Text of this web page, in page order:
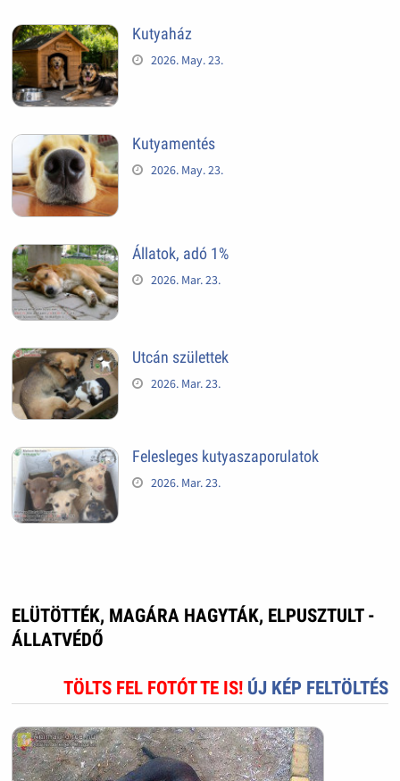
Kutyaház
2026. May. 23.
Kutyamentés
2026. May. 23.
Állatok, adó 1%
2026. Mar. 23.
Utcán születtek
2026. Mar. 23.
Felesleges kutyaszaporulatok
2026. Mar. 23.
ELÜTÖTTÉK, MAGÁRA HAGYTÁK, ELPUSZTULT -
ÁLLATVÉDŐ
TÖLTS FEL FOTÓT TE IS! ÚJ KÉP FELTÖLTÉS